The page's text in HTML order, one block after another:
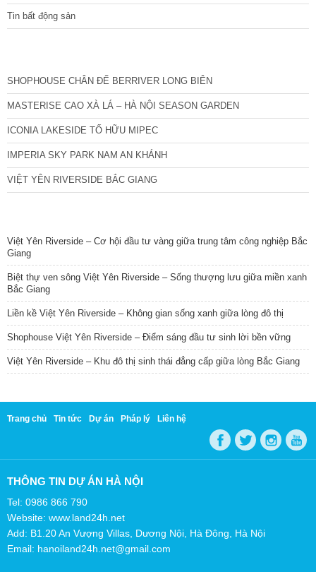
Tin bất động sản
SHOPHOUSE CHÂN ĐẾ BERRIVER LONG BIÊN
MASTERISE CAO XÀ LÁ – HÀ NỘI SEASON GARDEN
ICONIA LAKESIDE TỐ HỮU MIPEC
IMPERIA SKY PARK NAM AN KHÁNH
VIỆT YÊN RIVERSIDE BẮC GIANG
Việt Yên Riverside – Cơ hội đầu tư vàng giữa trung tâm công nghiệp Bắc
Giang
Biệt thự ven sông Việt Yên Riverside – Sống thượng lưu giữa miền xanh
Bắc Giang
Liền kề Việt Yên Riverside – Không gian sống xanh giữa lòng đô thị
Shophouse Việt Yên Riverside – Điểm sáng đầu tư sinh lời bền vững
Việt Yên Riverside – Khu đô thị sinh thái đẳng cấp giữa lòng Bắc Giang
Trang chủ Tin tức Dự án Pháp lý Liên hệ
THÔNG TIN DỰ ÁN HÀ NỘI
Tel: 0986 866 790
Website: www.land24h.net
Add: B1.20 An Vượng Villas, Dương Nội, Hà Đông, Hà Nội
Email: hanoiland24h.net@gmail.com